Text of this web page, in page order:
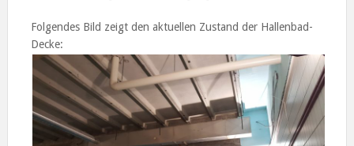
Folgendes Bild zeigt den aktuellen Zustand der Hallenbad-
Decke: